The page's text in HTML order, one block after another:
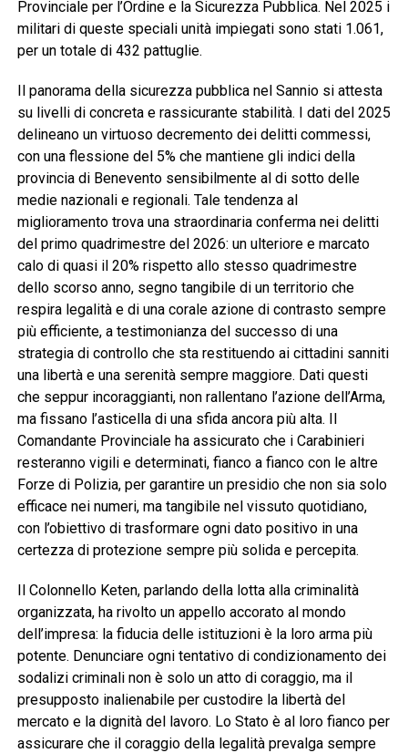
Provinciale per l’Ordine e la Sicurezza Pubblica. Nel 2025 i
militari di queste speciali unità impiegati sono stati 1.061,
per un totale di 432 pattuglie.
Il panorama della sicurezza pubblica nel Sannio si attesta
su livelli di concreta e rassicurante stabilità. I dati del 2025
delineano un virtuoso decremento dei delitti commessi,
con una flessione del 5% che mantiene gli indici della
provincia di Benevento sensibilmente al di sotto delle
medie nazionali e regionali. Tale tendenza al
miglioramento trova una straordinaria conferma nei delitti
del primo quadrimestre del 2026: un ulteriore e marcato
calo di quasi il 20% rispetto allo stesso quadrimestre
dello scorso anno, segno tangibile di un territorio che
respira legalità e di una corale azione di contrasto sempre
più efficiente, a testimonianza del successo di una
strategia di controllo che sta restituendo ai cittadini sanniti
una libertà e una serenità sempre maggiore. Dati questi
che seppur incoraggianti, non rallentano l’azione dell’Arma,
ma fissano l’asticella di una sfida ancora più alta. Il
Comandante Provinciale ha assicurato che i Carabinieri
resteranno vigili e determinati, fianco a fianco con le altre
Forze di Polizia, per garantire un presidio che non sia solo
efficace nei numeri, ma tangibile nel vissuto quotidiano,
con l’obiettivo di trasformare ogni dato positivo in una
certezza di protezione sempre più solida e percepita.
Il Colonnello Keten, parlando della lotta alla criminalità
organizzata, ha rivolto un appello accorato al mondo
dell’impresa: la fiducia delle istituzioni è la loro arma più
potente. Denunciare ogni tentativo di condizionamento dei
sodalizi criminali non è solo un atto di coraggio, ma il
presupposto inalienabile per custodire la libertà del
mercato e la dignità del lavoro. Lo Stato è al loro fianco per
assicurare che il coraggio della legalità prevalga sempre